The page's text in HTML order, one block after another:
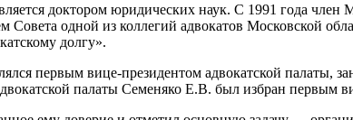
доктором юридических наук. С 1991 года член
Совета одной из коллегий адвокатов Московской
долгу».
первым вице-президентом адвокатской
палаты Семеняко Е.В. был избран первым